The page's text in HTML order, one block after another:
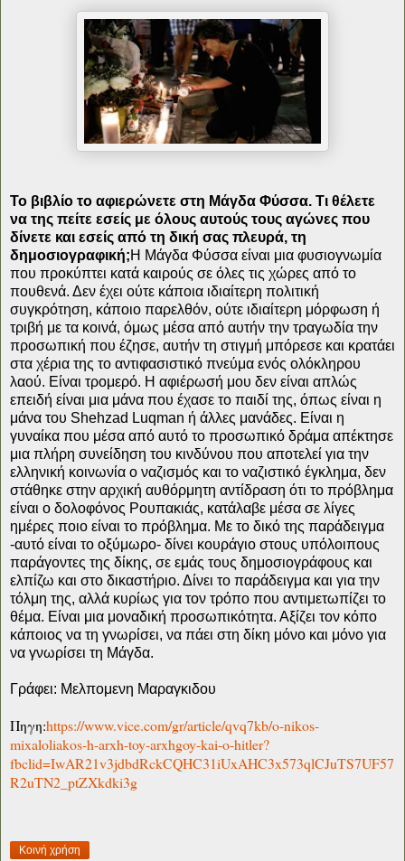
Το βιβλίο το αφιερώνετε στη Μάγδα Φύσσα. Τι θέλετε
να της πείτε εσείς με όλους αυτούς τους αγώνες που
δίνετε και εσείς από τη δική σας πλευρά, τη
δημοσιογραφική;Η Μάγδα Φύσσα είναι μια φυσιογνωμία
που προκύπτει κατά καιρούς σε όλες τις χώρες από το
πουθενά. Δεν έχει ούτε κάποια ιδιαίτερη πολιτική
συγκρότηση, κάποιο παρελθόν, ούτε ιδιαίτερη μόρφωση ή
τριβή με τα κοινά, όμως μέσα από αυτήν την τραγωδία την
προσωπική που έζησε, αυτήν τη στιγμή μπόρεσε και κρατάει
στα χέρια της το αντιφασιστικό πνεύμα ενός ολόκληρου
λαού. Είναι τρομερό. Η αφιέρωσή μου δεν είναι απλώς
επειδή είναι μια μάνα που έχασε το παιδί της, όπως είναι η
μάνα του Shehzad Luqman ή άλλες μανάδες. Είναι η
γυναίκα που μέσα από αυτό το προσωπικό δράμα απέκτησε
μια πλήρη συνείδηση του κινδύνου που αποτελεί για την
ελληνική κοινωνία ο ναζισμός και το ναζιστικό έγκλημα, δεν
στάθηκε στην αρχική αυθόρμητη αντίδραση ότι το πρόβλημα
είναι ο δολοφόνος Ρουπακιάς, κατάλαβε μέσα σε λίγες
ημέρες ποιο είναι το πρόβλημα. Με το δικό της παράδειγμα
-αυτό είναι το οξύμωρο- δίνει κουράγιο στους υπόλοιπους
παράγοντες της δίκης, σε εμάς τους δημοσιογράφους και
ελπίζω και στο δικαστήριο. Δίνει το παράδειγμα και για την
τόλμη της, αλλά κυρίως για τον τρόπο που αντιμετωπίζει το
θέμα. Είναι μια μοναδική προσωπικότητα. Αξίζει τον κόπο
κάποιος να τη γνωρίσει, να πάει στη δίκη μόνο και μόνο για
να γνωρίσει τη Μάγδα.
Γράφει: Μελπομενη Μαραγκιδου
Πηγη:https://www.vice.com/gr/article/qvq7kb/o-nikos-
mixaloliakos-h-arxh-toy-arxhgoy-kai-o-hitler?
fbclid=IwAR21v3jdbdRckCQHC31iUxAHC3x573qlCJuTS7UF57
R2uTN2_ptZXkdki3g
Κοινή χρήση